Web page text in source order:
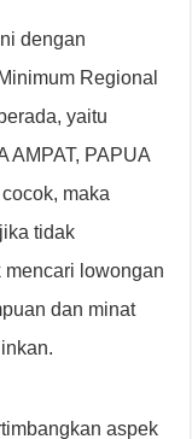
dengan
Regional
yaitu
AMPAT, PAPUA
maka
tidak
mencari lowongan
dan minat
aspek